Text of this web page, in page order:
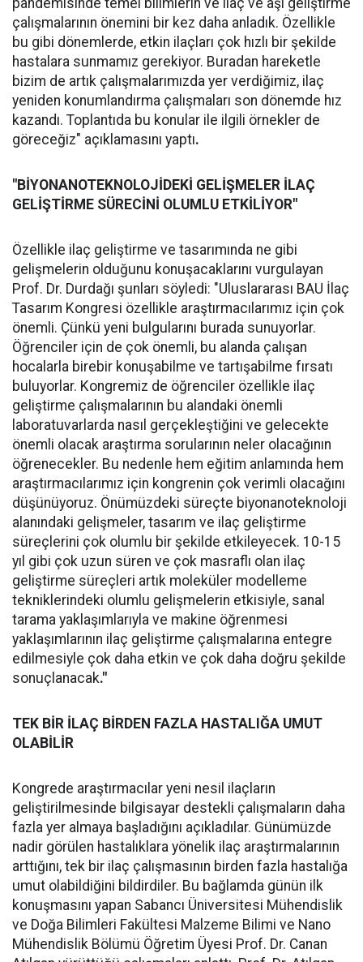
pandemisinde temel bilimlerin ve ilaç ve aşı geliştirme
çalışmalarının önemini bir kez daha anladık. Özellikle
bu gibi dönemlerde, etkin ilaçları çok hızlı bir şekilde
hastalara sunmamız gerekiyor. Buradan hareketle
bizim de artık çalışmalarımızda yer verdiğimiz, ilaç
yeniden konumlandırma çalışmaları son dönemde hız
kazandı. Toplantıda bu konular ile ilgili örnekler de
göreceğiz" açıklamasını yaptı.
"BİYONANOTEKNOLOJİDEKİ GELİŞMELER İLAÇ
GELİŞTİRME SÜRECİNİ OLUMLU ETKİLİYOR"
Özellikle ilaç geliştirme ve tasarımında ne gibi
gelişmelerin olduğunu konuşacaklarını vurgulayan
Prof. Dr. Durdağı şunları söyledi: "Uluslararası BAU İlaç
Tasarım Kongresi özellikle araştırmacılarımız için çok
önemli. Çünkü yeni bulgularını burada sunuyorlar.
Öğrenciler için de çok önemli, bu alanda çalışan
hocalarla birebir konuşabilme ve tartışabilme fırsatı
buluyorlar. Kongremiz de öğrenciler özellikle ilaç
geliştirme çalışmalarının bu alandaki önemli
laboratuvarlarda nasıl gerçekleştiğini ve gelecekte
önemli olacak araştırma sorularının neler olacağının
öğrenecekler. Bu nedenle hem eğitim anlamında hem
araştırmacılarımız için kongrenin çok verimli olacağını
düşünüyoruz. Önümüzdeki süreçte biyonanoteknoloji
alanındaki gelişmeler, tasarım ve ilaç geliştirme
süreçlerini çok olumlu bir şekilde etkileyecek. 10-15
yıl gibi çok uzun süren ve çok masraflı olan ilaç
geliştirme süreçleri artık moleküler modelleme
tekniklerindeki olumlu gelişmelerin etkisiyle, sanal
tarama yaklaşımlarıyla ve makine öğrenmesi
yaklaşımlarının ilaç geliştirme çalışmalarına entegre
edilmesiyle çok daha etkin ve çok daha doğru şekilde
sonuçlanacak."
TEK BİR İLAÇ BİRDEN FAZLA HASTALIĞA UMUT
OLABİLİR
Kongrede araştırmacılar yeni nesil ilaçların
geliştirilmesinde bilgisayar destekli çalışmaların daha
fazla yer almaya başladığını açıkladılar. Günümüzde
nadir görülen hastalıklara yönelik ilaç araştırmalarının
arttığını, tek bir ilaç çalışmasının birden fazla hastalığa
umut olabildiğini bildirdiler. Bu bağlamda günün ilk
konuşmasını yapan Sabancı Üniversitesi Mühendislik
ve Doğa Bilimleri Fakültesi Malzeme Bilimi ve Nano
Mühendislik Bölümü Öğretim Üyesi Prof. Dr. Canan